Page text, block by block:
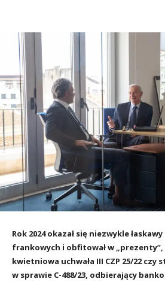
Rok 2024 okazał się niezwykle
frankowych i obfitował w
kwietniowa uchwała III CZP 25/22 czy
w sprawie C-488/23, odbierający